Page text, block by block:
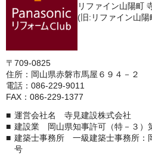
リファイン山陽町
(旧:リファイン山陽
〒709-0825
住所：岡山県赤磐市馬屋６９４－２
電話：086-229-9011
FAX：086-229-1377
運営会社名 寺見建設株式会社
建設業 岡山県知事許可（特－３）
建築士事務所 一級建築士事務所：
号